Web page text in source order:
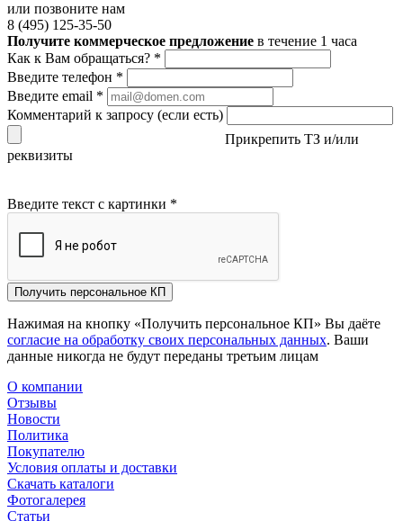
или позвоните нам
8 (495) 125-35-50
Получите коммерческое предложение в течение 1 часа
Как к Вам обращаться? *
Введите телефон *
Введите email *
Комментарий к запросу (если есть)
Прикрепить ТЗ и/или
реквизиты
Введите текст с картинки *
Получить персональное КП
Нажимая на кнопку «Получить персональное КП» Вы даёте
согласие на обработку своих персональных данных. Ваши
данные никогда не будут переданы третьим лицам
О компании
Отзывы
Новости
Политика
Покупателю
Условия оплаты и доставки
Скачать каталоги
Фотогалерея
Статьи